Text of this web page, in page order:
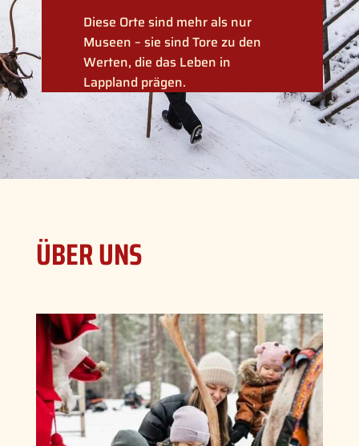
Diese Orte sind mehr als nur
Museen – sie sind Tore zu den
Werten, die das Leben in
Lappland prägen.
ÜBER UNS